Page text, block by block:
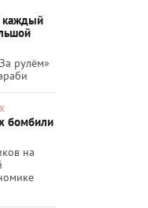
каждый
рулём»
бомбили
на